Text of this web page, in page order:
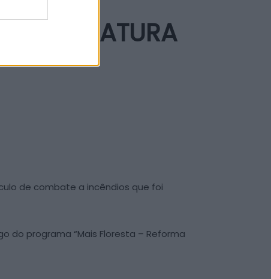
VIATURA
de combate a incêndios que foi
do programa “Mais Floresta – Reforma